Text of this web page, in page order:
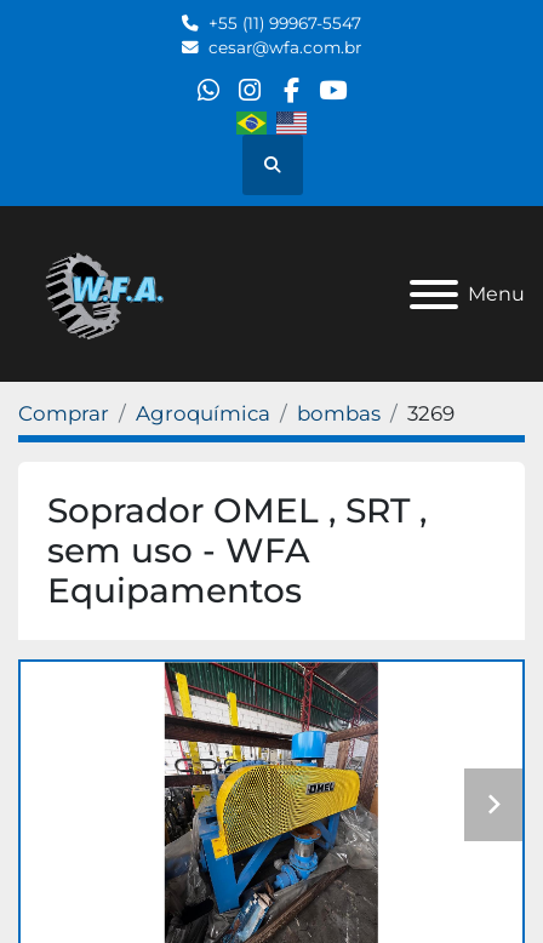
+55 (11) 99967-5547
cesar@wfa.com.br
whatsapp
instagram
facebook
youtube
Pesquisar
Menu
Comprar Agroquímica bombas 3269
Soprador OMEL , SRT ,
sem uso - WFA
Equipamentos